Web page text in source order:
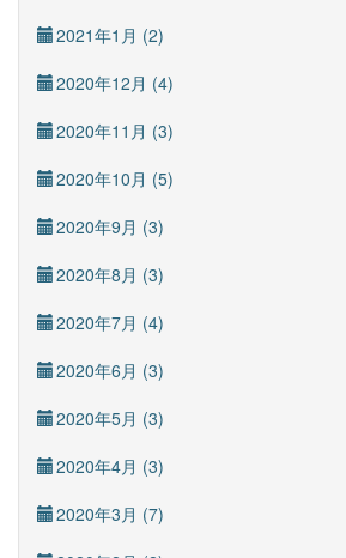
2021年1月 (2)
2020年12月 (4)
2020年11月 (3)
2020年10月 (5)
2020年9月 (3)
2020年8月 (3)
2020年7月 (4)
2020年6月 (3)
2020年5月 (3)
2020年4月 (3)
2020年3月 (7)